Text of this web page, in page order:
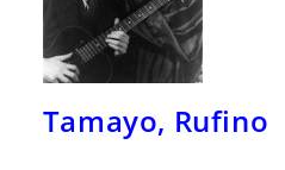
Tamayo, Rufino